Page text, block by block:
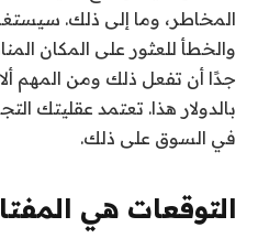
المخاطر، وما إلى ذلك.
والخطأ للعثور على المكان
جدًا أن تفعل ذلك ومن المهم
بالدولار هذا. تعتمد عقليتك
في السوق على ذلك.
التوقعات هي